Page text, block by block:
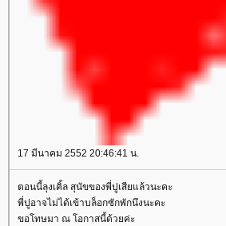
17 มีนาคม 2552 20:46:41 น.
ตอนนี้ลุงเคิ้ล สุนัขของพี่ปูเสียแล้วนะคะ
พี่ปูอาจไม่ได้เข้าบล็อกซักพักนึงนะคะ
ขอโทษมา ณ โอกาสนี้ด้วยค่ะ